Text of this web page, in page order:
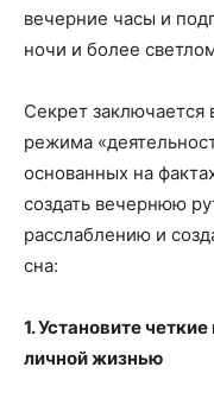
вечерние часы и
ночи и более
Секрет заключается
режима
основанных на
создать вечернюю
расслаблению и
сна:
1. Установите
личной жизнью